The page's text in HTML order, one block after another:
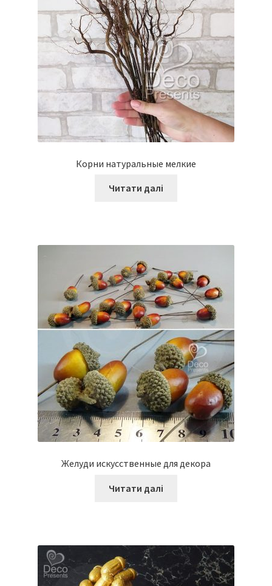
Корни натуральные мелкие
Читати далі
Желуди искусственные для декора
Читати далі